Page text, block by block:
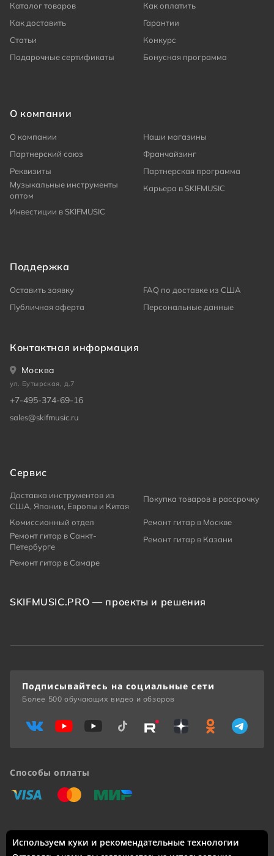
Каталог товаров
Как оплатить
Как доставить
Гарантии
Статьи
Конкурс
Подарочные сертификаты
Бонусная программа
О компании
О компании
Наши магазины
Партнерский союз
Франчайзинг
Реквизиты
Партнерская программа
Музыкальные инструменты
оптом
Карьера в SKIFMUSIC
Инвестиции в SKIFMUSIC
Поддержка
Оставить заявку
FAQ по доставке из США
Публичная оферта
Персональные данные
Контактная информация
Москва
ул. Бутырская, д.7
+7-495-374-69-16
sales@skifmusic.ru
Сервис
Доставка инструментов из
США, Японии, Европы и Китая
Покупка товаров в рассрочку
Комиссионный отдел
Ремонт гитар в Москве
Ремонт гитар в Санкт-
Петербурге
Ремонт гитар в Казани
Ремонт гитар в Самаре
SKIFMUSIC.PRO — проекты и решения
Доставка по России: Москва, Санкт-Петербург, Новосибирск,
Екатеринбург, Казань, Нижний Новгород, Челябинск,
Способы оплаты
«Виза» «Мастеркард»
«Мир»
Подписывайтесь на социальные сети
Более 500 обучающих видео и обзоров
Используем куки и рекомендательные технологии